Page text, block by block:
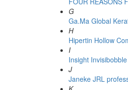
G
Ga.Ma Global
H
Hipertin Hollow
I
Insight Invisibobble
J
Janeke JRL